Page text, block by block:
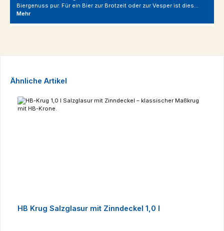
Biergenuss pur. Für ein Bier zur Brotzeit oder zur Vesper ist dies…
Mehr
Produktgalerie überspringen
Ähnliche Artikel
HB Krug Salzglasur mit Zinndeckel 1,0 l